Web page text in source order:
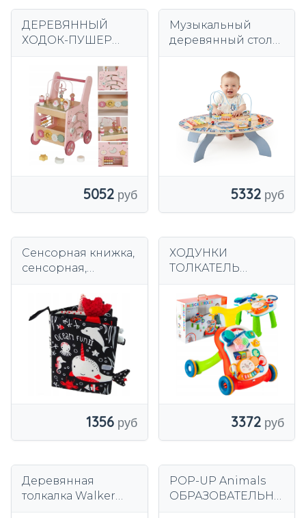
ДЕРЕВЯННЫЙ
ХОДОК-ПУШЕР
ЫЙ КУБ 6в1 СОРТЕР
СЧЕТЫ СТОЛ С
РОЗАМИ
5052
Музыкальный
деревянный стол
сенсорный
Монтессори
образовательный
7в1
5332
Сенсорная книжка,
сенсорная,
1356
ХОДУНКИ
ТОЛКАТЕЛЬ
ЫЙ СТОЛ
ИНТЕРАКТИВНАЯ
КОРЗИНА ПАНЕЛЬ
5В1 ДЛЯ ДЕТЕЙ
3372
Деревянная
толкалка Walker
POP-UP Animals
ОБРАЗОВАТЕЛЬНА